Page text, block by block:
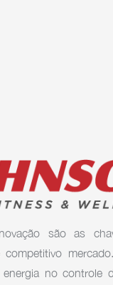
são as
no controle